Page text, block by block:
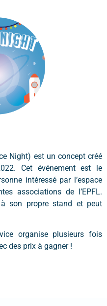
Night) est un concept créé
Cet événement est le
intéressé par l’espace
associations de l’EPFL.
à son propre stand et peut
organise plusieurs fois
des prix à gagner !